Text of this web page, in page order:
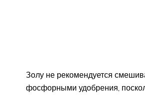
Золу не рекомендуется
фосфорными удобрения,